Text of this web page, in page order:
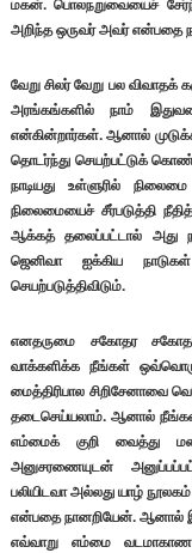
அறிந்த ஒருவர் அவர்
வேறு சிலர் வேறு பல
அரங்கங்களில் நாம்
என்கின்றார்கள். ஆனால்
தொடர்ந்து செயற்பட்டுக்
நாடியது உள்ளுரில்
நிலைமையைச் சீர்படுத்தி
ஆக்கத் தலைப்பட்டால் அது
ஜெனிவா ஐக்கிய
செயற்படுத்திவிடும்.
எனதருமை சகோதர
வாக்களிக்க நீங்கள்
மைத்திரிபால
தடைசெய்யலாம். ஆனால்
எம்மைக் குறி வைத்து
அனுசரணையுடன்
பலியிடவா அல்லது யாழ்
என்பதை நானறியேன். ஆனால்
எவ்வாறு எம்மை வடமாகாண